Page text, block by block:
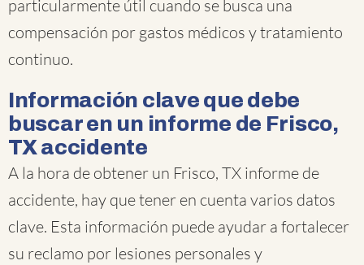
particularmente útil cuando se busca una
compensación por gastos médicos y tratamiento
continuo.
Información clave que debe
buscar en un informe de Frisco,
TX accidente
A la hora de obtener un Frisco, TX informe de
accidente, hay que tener en cuenta varios datos
clave. Esta información puede ayudar a fortalecer
su reclamo por lesiones personales y